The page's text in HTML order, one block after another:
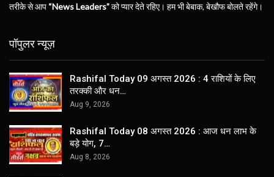
तरीके से आप “News Leaders”को प्यार देते रहिए। हम भी बेबाक, बेखौफ बोलते रहेंगे।
पॉपुलर न्यूज़
Rashifal Today 09 अगस्त 2026 : 4 राशियों के लिए
तरक्की और धन…
Aug 9, 2026
Rashifal Today 08 अगस्त 2026 : आज धन लाभ के
बड़े योग, 7…
Aug 8, 2026